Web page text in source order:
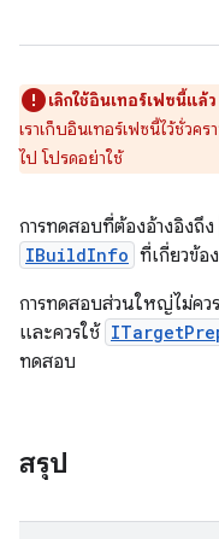
เลิกใช้อินเทอร์เฟซนี้แล้ว
เราเก็บอินเทอร์เฟซนี้ไว้ชั่วค
ไป โปรดอย่าใช้
การทดสอบที่ต้องอ้างอิงถึง
IBuildInfo ที่เกี่ยวข้อง
การทดสอบส่วนใหญ่ไม่คว
และควรใช้
ทดสอบ
สรุป